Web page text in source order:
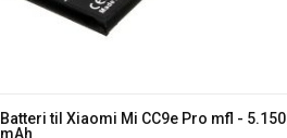
Batteri til Xiaomi Mi CC9e Pro mfl - 5.150
mAh